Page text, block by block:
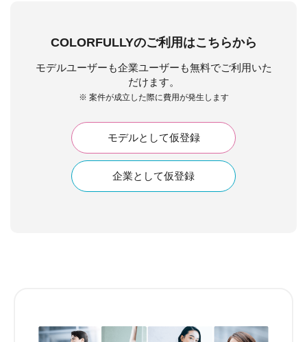
COLORFULLYのご利用はこちらから
モデルユーザーも企業ユーザーも無料でご利用いた
だけます。
※ 案件が成立した際に費用が発生します
モデルとして仮登録
企業として仮登録